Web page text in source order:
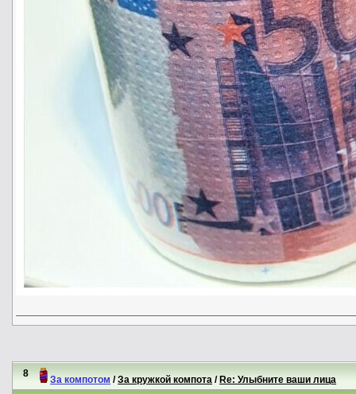
8
За компотом /За кружкой компота /Re: Улыбните ваши лица